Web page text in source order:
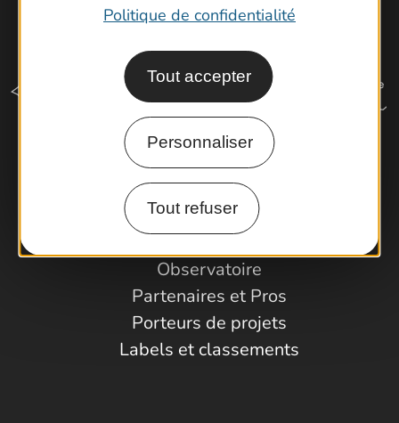
Politique de confidentialité
Tout accepter
Personnaliser
Tout refuser
Comment venir ?
Observatoire
Partenaires et Pros
Porteurs de projets
Labels et classements